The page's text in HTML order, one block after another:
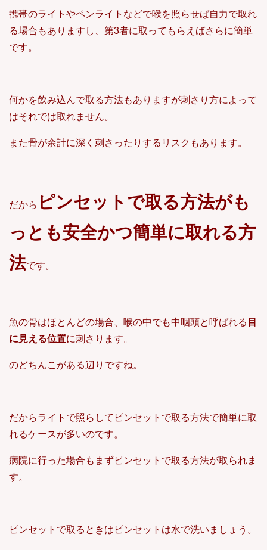
携帯のライトやペンライトなどで喉を照らせば自力で取れ
る場合もありますし、第3者に取ってもらえばさらに簡単
です。
何かを飲み込んで取る方法もありますが刺さり方によって
はそれでは取れません。
また骨が余計に深く刺さったりするリスクもあります。
だから ピンセットで取る方法がも
っとも安全かつ簡単に取れる方
法です。
魚の骨はほとんどの場合、喉の中でも中咽頭と呼ばれる 目
に見える位置に刺さります。
のどちんこがある辺りですね。
だからライトで照らしてピンセットで取る方法で簡単に取
れるケースが多いのです。
病院に行った場合もまずピンセットで取る方法が取られま
す。
ピンセットで取るときはピンセットは水で洗いましょう。